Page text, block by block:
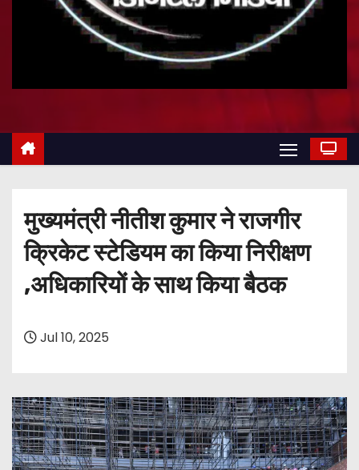
मुख्यमंत्री नीतीश कुमार ने राजगीर
क्रिकेट स्टेडियम का किया निरीक्षण
,अधिकारियों के साथ किया बैठक
Jul 10, 2025